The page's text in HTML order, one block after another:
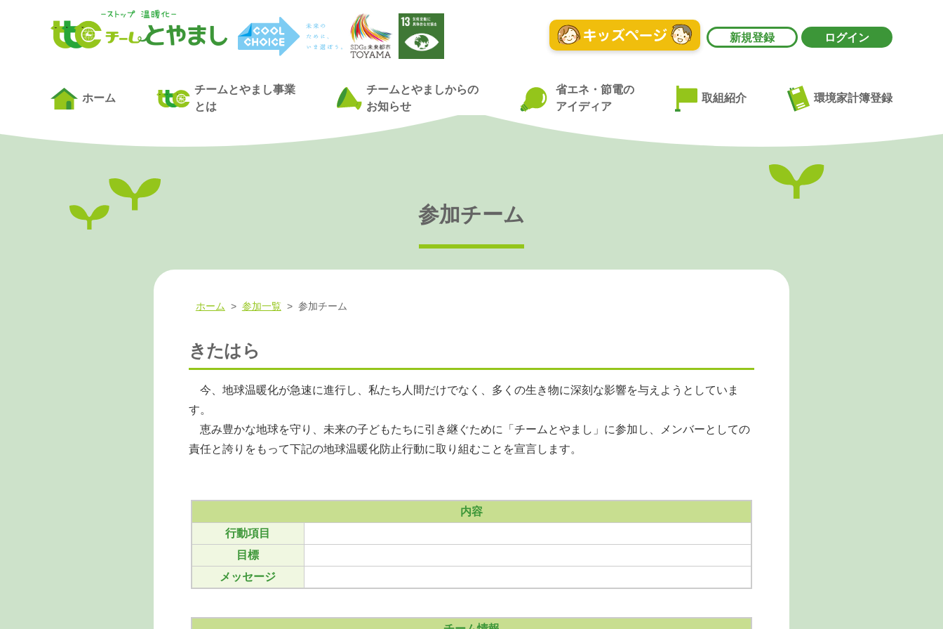
新規登録 ログイン
ホーム
チームとやまし事業
とは
チームとやましからの
お知らせ
省エネ・節電の
アイディア
取組紹介 環境家計簿登録
参加チーム
ホーム > 参加一覧> 参加チーム
きたはら
今、地球温暖化が急速に進行し、私たち人間だけでなく、多くの生き物に深刻な影響を与えようとしていま
す。
恵み豊かな地球を守り、未来の子どもたちに引き継ぐために「チームとやまし」に参加し、メンバーとしての
責任と誇りをもって下記の地球温暖化防止行動に取り組むことを宣言します。
内容
行動項目
目標
メッセージ